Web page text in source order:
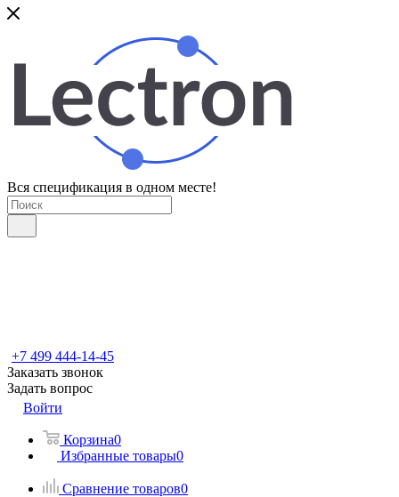
Вся спецификация в одном месте!
+7 499 444-14-45
Заказать звонок
Задать вопрос
Войти
Корзина0
Избранные товары0
Сравнение товаров0